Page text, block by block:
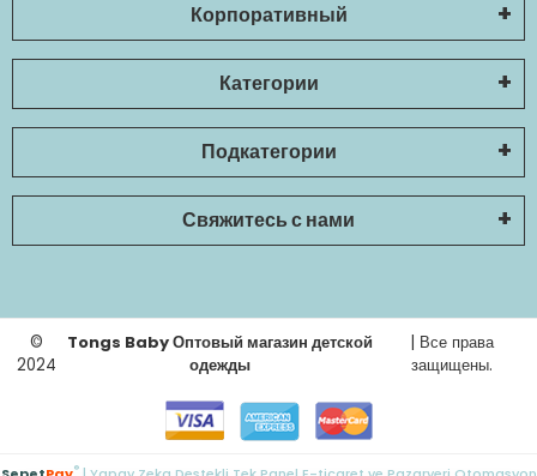
Корпоративный
Категории
Подкатегории
Свяжитесь с нами
©
2024
Tongs Baby Оптовый магазин детской
одежды
| Все права
защищены.
®